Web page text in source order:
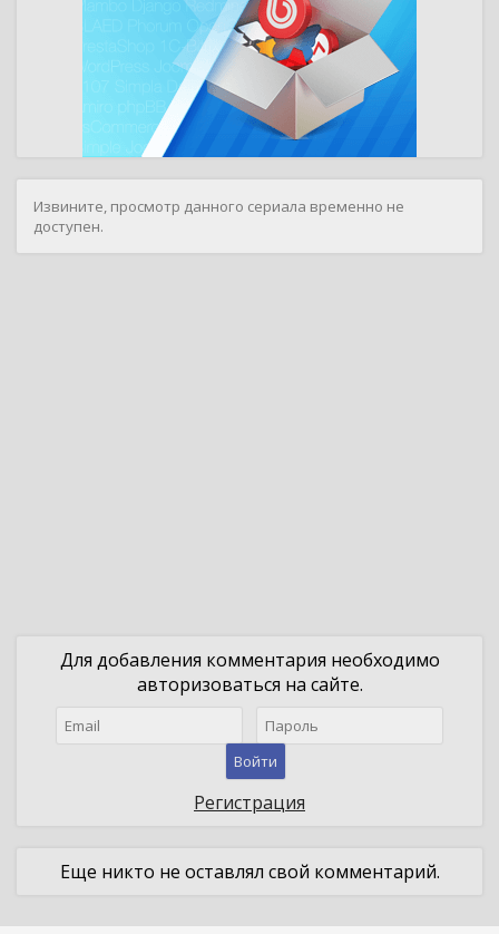
Извините, просмотр данного сериала временно не
доступен.
Для добавления комментария необходимо
авторизоваться на сайте.
Войти
Регистрация
Еще никто не оставлял свой комментарий.